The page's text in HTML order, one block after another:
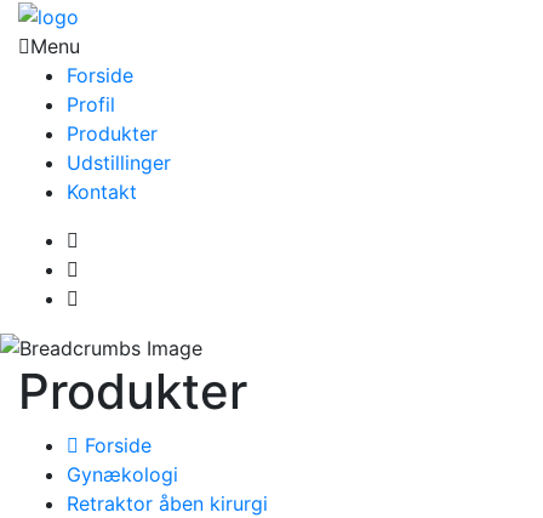
Menu
Forside
Profil
Produkter
Udstillinger
Kontakt
Produkter
Forside
Gynækologi
Retraktor åben kirurgi